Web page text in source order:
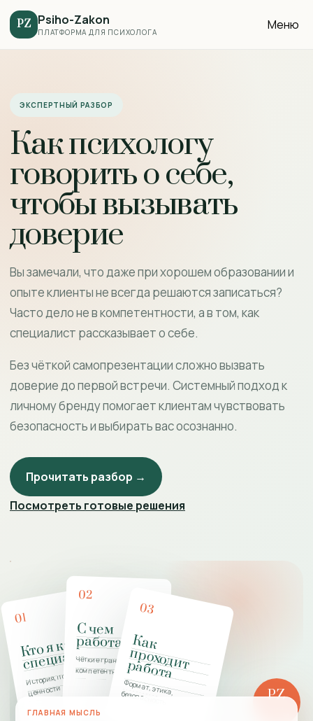
PZ Psiho-Zakon
ПЛАТФОРМА ДЛЯ ПСИХОЛОГА Меню
ЭКСПЕРТНЫЙ РАЗБОР
Как психологу
говорить о себе,
чтобы вызывать
доверие
Вы замечали, что даже при хорошем образовании и
опыте клиенты не всегда решаются записаться?
Часто дело не в компетентности, а в том, как
специалист рассказывает о себе.
Без чёткой самопрезентации сложно вызвать
доверие до первой встречи. Системный подход к
личному бренду помогает клиентам чувствовать
безопасность и выбирать вас осознанно.
Прочитать разбор →
Посмотреть готовые решения
01
Кто я как
с
пе
ц
иа
л
ист
История, подход,
ценности
02
С чем
работаю
Чёткие границы
компетентности
03
К
а
к
п
р
о
хо
д
и
т р
а
б
о
т
а
Формат, этика, безопасность PZ
ГЛАВНАЯ МЫСЛЬ